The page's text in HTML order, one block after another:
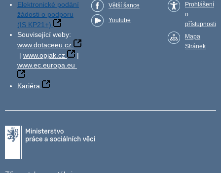
Elektronické podání
žádosti o podporu
(IS KP21+)
Související weby:
www.dotaceeu.cz
| www.opjak.cz
|
www.ec.europa.eu
Kariéra
Větší šance
Youtube
Prohlášení
o
přístupnosti
Mapa
Stránek